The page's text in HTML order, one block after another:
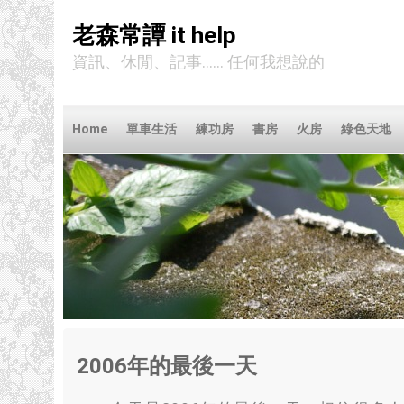
老森常譚 it help
資訊、休閒、記事...... 任何我想說的
Home 單車生活 練功房 書房 火房 綠色天地
2006年的最後一天